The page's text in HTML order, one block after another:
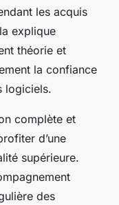
les acquis
explique
théorie et
la confiance
logiciels.
complète et
d’une
supérieure.
des